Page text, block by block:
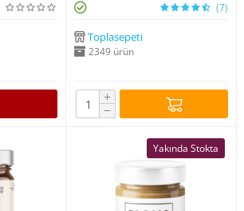
(7)
Toplasepeti
2349 ürün
+
−
Yakında Stokta